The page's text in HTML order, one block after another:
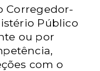
Corregedor-
Público
ou por
com o